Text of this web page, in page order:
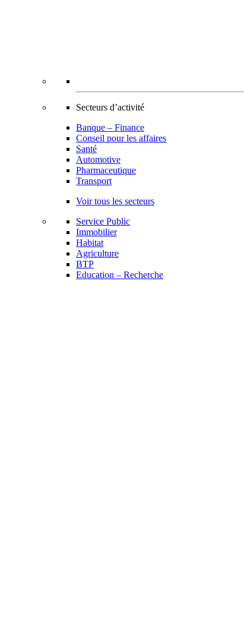
Secteurs d’activité
Banque – Finance
Conseil pour les affaires
Santé
Automotive
Pharmaceutique
Transport
Voir tous les secteurs
Service Public
Immobilier
Habitat
Agriculture
BTP
Education – Recherche